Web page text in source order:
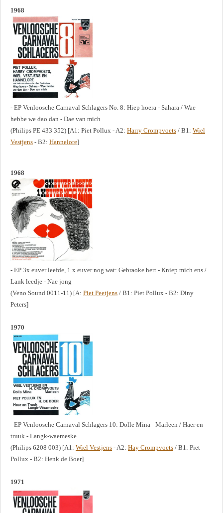
1968
- EP Venloosche Carnaval Schlagers No. 8: Hiep hoera - Sahara / Wae
hebbe we dao dan - Dae van mich
(Philips PE 433 352) [A1: Piet Pollux - A2: Harry Crompvoets / B1: Wiel
Vestjens - B2: Hannelore]
1968
- EP 3x euver leefde, 1 x euver nog wat: Gebraoke hert - Kniep mich ens /
Lank leedje - Nae jong
(Veno Sound 0011-11) [A: Piet Peetjens / B1: Piet Pollux - B2: Diny
Peters]
1970
- EP Venloosche Carnaval Schlagers 10: Dolle Mina - Marleen / Haer en
truuk - Langk-waemeske
(Philips 6208 003) [A1: Wiel Vestjens - A2: Hay Crompvoets / B1: Piet
Pollux - B2: Henk de Boer]
1971